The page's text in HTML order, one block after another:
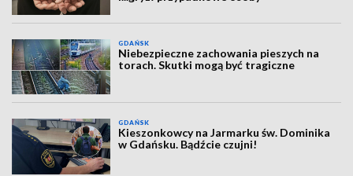
GDAŃSK
Niebezpieczne zachowania pieszych na
torach. Skutki mogą być tragiczne
GDAŃSK
Kieszonkowcy na Jarmarku św. Dominika
w Gdańsku. Bądźcie czujni!